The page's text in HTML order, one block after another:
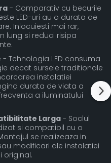
- Comparativ cu becurile
LED-uri au o durata de
Inlocuiesti mai rar,
lung si reduci risipa
- Tehnologia LED consuma
decat sursele traditionale
instalatiei
durata de viata a
a iluminatului
Larga - Soclul
si compatibil cu o
se realizeaza in
modificari ale instalatiei
original.